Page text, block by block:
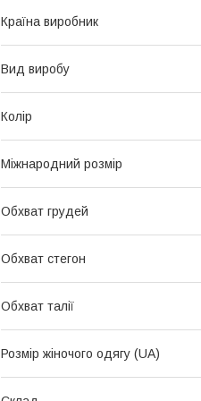
Країна виробник
Вид виробу
Колір
Міжнародний розмір
Обхват грудей
Обхват стегон
Обхват талії
Розмір жіночого одягу (UA)